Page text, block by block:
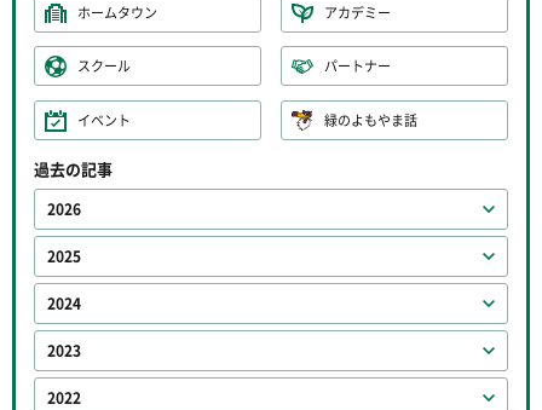
ホームタウン アカデミー
スクール パートナー
イベント 緑のよもやま話
過去の記事
2026
2025
2024
2023
2022